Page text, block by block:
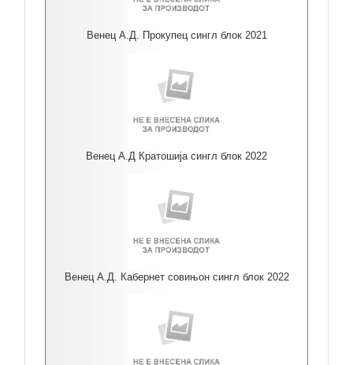
Венец А.Д. Прокупец сингл блок 2021
Венец А.Д Кратошија сингл блок 2022
Венец А.Д. Кабернет совињон сингл блок 2022